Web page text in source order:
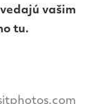
vašim
tu.